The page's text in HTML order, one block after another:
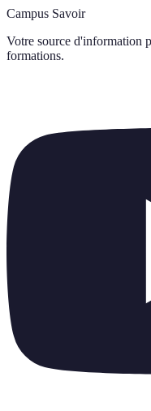
Campus Savoir
Votre source d'information
formations.